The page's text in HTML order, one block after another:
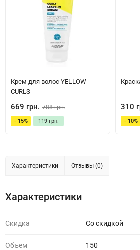
Крем для волос YELLOW
CURLS
669 грн. 788 грн.
- 15% 119 грн.
310
- 10%
Характеристики Отзывы (0)
Характеристики
Скидка Со скидкой
Объем 150